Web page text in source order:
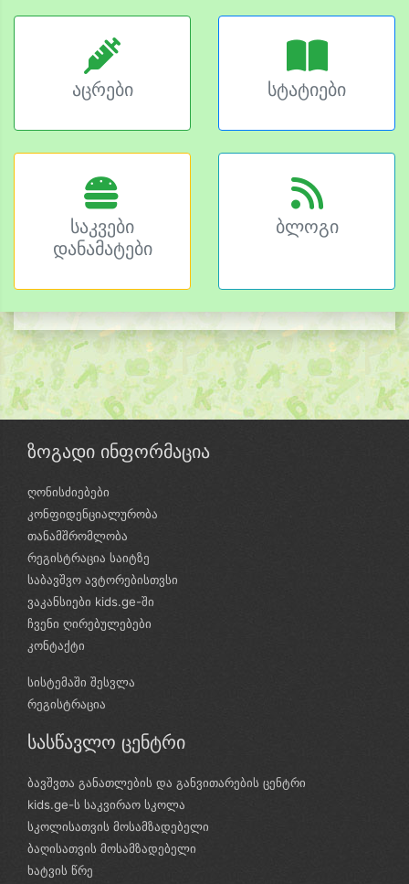
აცრები სტატიები
საკვები
დანამატები
ბლოგი
ზოგადი ინფორმაცია
ღონისძიებები
კონფიდენციალურობა
თანამშრომლობა
რეგისტრაცია საიტზე
საბავშვო ავტორებისთვსი
ვაკანსიები kids.ge-ში
ჩვენი ღირებულებები
კონტაქტი
სისტემაში შესვლა
რეგისტრაცია
სასწავლო ცენტრი
ბავშვთა განათლების და განვითარების ცენტრი
kids.ge-ს საკვირაო სკოლა
სკოლისათვის მოსამზადებელი
ბაღისათვის მოსამზადებელი
ხატვის წრე